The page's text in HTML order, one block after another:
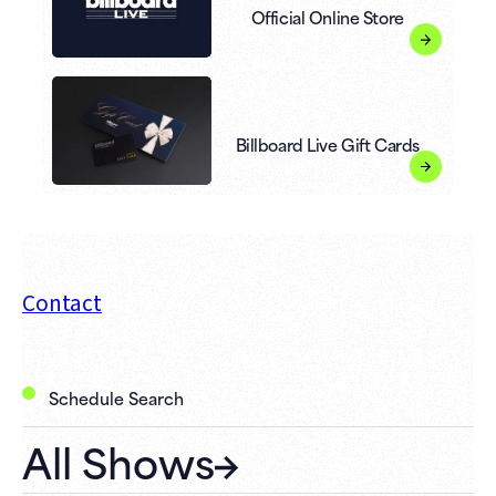
Official Online Store
Billboard Live Gift Cards
Contact
Schedule Search
All Shows